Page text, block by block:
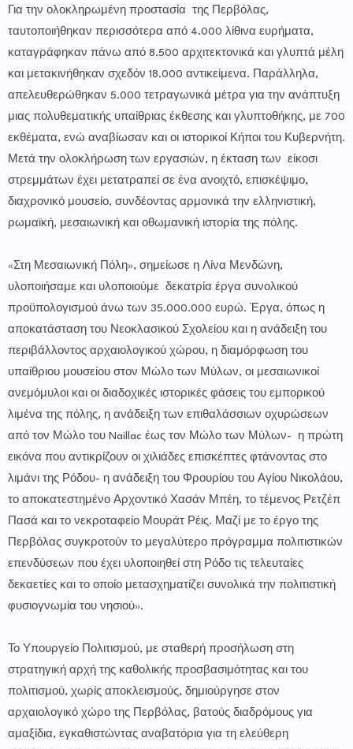
Για την ολοκληρωμένη προστασία της Περβόλας,
ταυτοποιήθηκαν περισσότερα από 4.000 λίθινα ευρήματα,
καταγράφηκαν πάνω από 8.500 αρχιτεκτονικά και γλυπτά μέλη
και μετακινήθηκαν σχεδόν 18.000 αντικείμενα. Παράλληλα,
απελευθερώθηκαν 5.000 τετραγωνικά μέτρα για την ανάπτυξη
μιας πολυθεματικής υπαίθριας έκθεσης και γλυπτοθήκης, με 700
εκθέματα, ενώ αναβίωσαν και οι ιστορικοί Κήποι του Κυβερνήτη.
Μετά την ολοκλήρωση των εργασιών, η έκταση των είκοσι
στρεμμάτων έχει μετατραπεί σε ένα ανοιχτό, επισκέψιμο,
διαχρονικό μουσείο, συνδέοντας αρμονικά την ελληνιστική,
ρωμαϊκή, μεσαιωνική και οθωμανική ιστορία της πόλης.
«Στη Μεσαιωνική Πόλη», σημείωσε η Λίνα Μενδώνη,
υλοποιήσαμε και υλοποιούμε δεκατρία έργα συνολικού
προϋπολογισμού άνω των 35.000.000 ευρώ. Έργα, όπως η
αποκατάσταση του Νεοκλασικού Σχολείου και η ανάδειξη του
περιβάλλοντος αρχαιολογικού χώρου, η διαμόρφωση του
υπαίθριου μουσείου στον Μώλο των Μύλων, οι μεσαιωνικοί
ανεμόμυλοι και οι διαδοχικές ιστορικές φάσεις του εμπορικού
λιμένα της πόλης, η ανάδειξη των επιθαλάσσιων οχυρώσεων
από τον Μώλο του Naillac έως τον Μώλο των Μύλων- η πρώτη
εικόνα που αντικρίζουν οι χιλιάδες επισκέπτες φτάνοντας στο
λιμάνι της Ρόδου- η ανάδειξη του Φρουρίου του Αγίου Νικολάου,
το αποκατεστημένο Αρχοντικό Χασάν Μπέη, το τέμενος Ρετζέπ
Πασά και το νεκροταφείο Μουράτ Ρέις. Μαζί με το έργο της
Περβόλας συγκροτούν το μεγαλύτερο πρόγραμμα πολιτιστικών
επενδύσεων που έχει υλοποιηθεί στη Ρόδο τις τελευταίες
δεκαετίες και το οποίο μετασχηματίζει συνολικά την πολιτιστική
φυσιογνωμία του νησιού».
Το Υπουργείο Πολιτισμού, με σταθερή προσήλωση στη
στρατηγική αρχή της καθολικής προσβασιμότητας και του
πολιτισμού, χωρίς αποκλεισμούς, δημιούργησε στον
αρχαιολογικό χώρο της Περβόλας, βατούς διαδρόμους για
αμαξίδια, εγκαθιστώντας αναβατόρια για τη ελεύθερη